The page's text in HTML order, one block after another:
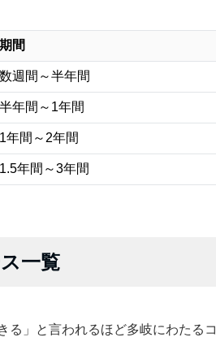
期間
数週間～半年間
半年間～1年間
1年間～2年間
1.5年間～3年間
一覧
る」と言われるほど多岐にわたるコ